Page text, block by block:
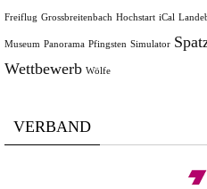
Freiflug Grossbreitenbach Hochstart iCal
Museum Panorama Pfingsten Simulator
Wettbewerb Wölfe
VERBAND